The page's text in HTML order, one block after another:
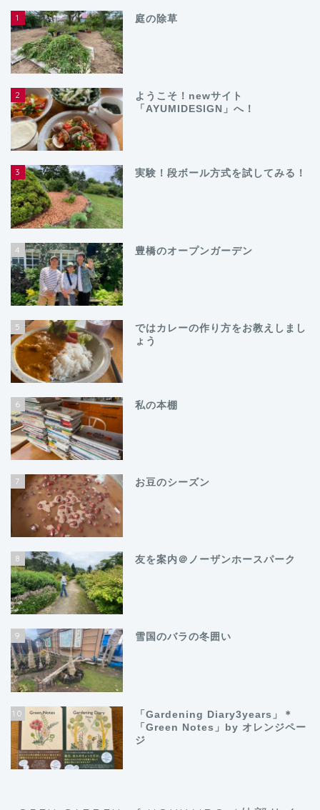
1 庭の除草
2
ようこそ！newサイト
「AYUMIDESIGN」へ！
3 実験！段ボール方式を試してみる！
4 豊橋のオープンガーデン
5
ではカレーの作り方をお教えしまし
ょう
6 私の本棚
7 お豆のシーズン
8 友を案内＠ノーザンホースパーク
9 雪国のバラの冬囲い
10
「Gardening Diary3years」＊
「Green Notes」by オレンジペー
ジ